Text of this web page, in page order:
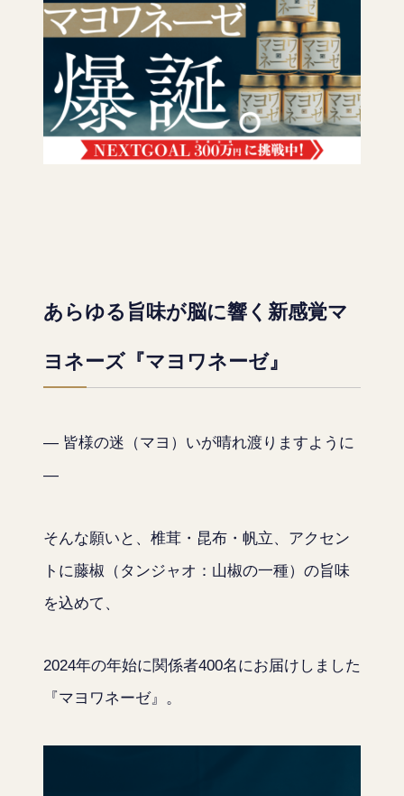
あらゆる旨味が脳に響く 新感覚マ
ヨネーズ『マヨワネーゼ』
― 皆様の迷（マヨ）いが晴れ渡りますように
―
そんな願いと、椎茸・昆布・帆立、アクセン
トに藤椒（タンジャオ：山椒の一種）の旨味
を込めて、
2024年の年始に関係者400名にお届けしました
『マヨワネーゼ』。